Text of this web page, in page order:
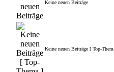
Keine neuen Beiträge
Keine neuen Beiträge [ Top-